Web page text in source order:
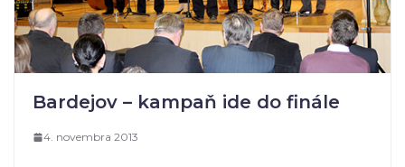
Bardejov – kampaň ide do finále
4. novembra 2013